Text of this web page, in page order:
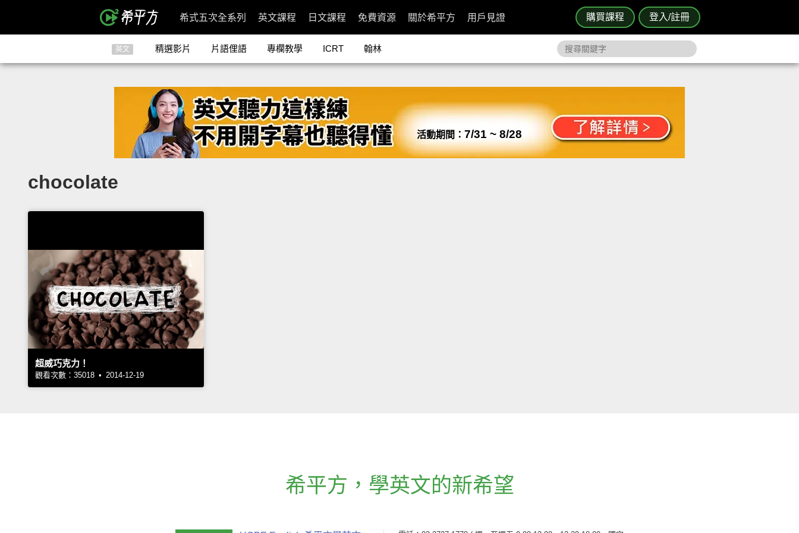
購買課程 登入/註冊
希式五次全系列 英文課程 日文課程 免費資源 關於希平方 用戶見證
英文 精選影片 片語俚語 專欄教學 ICRT 翰林
活動期間： 7/31 ~ 8/28
chocolate
超威巧克力！
觀看次數：35018 • 2014-12-19
希平方 ， 學英文的新希望